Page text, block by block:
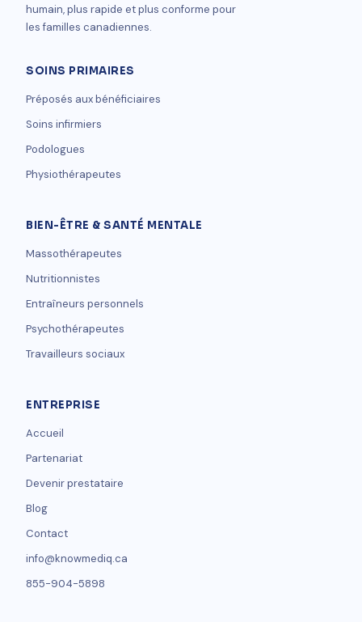
humain, plus rapide et plus conforme pour
les familles canadiennes.
SOINS PRIMAIRES
Préposés aux bénéficiaires
Soins infirmiers
Podologues
Physiothérapeutes
BIEN-ÊTRE & SANTÉ MENTALE
Massothérapeutes
Nutritionnistes
Entraîneurs personnels
Psychothérapeutes
Travailleurs sociaux
ENTREPRISE
Accueil
Partenariat
Devenir prestataire
Blog
Contact
info@knowmediq.ca
855-904-5898